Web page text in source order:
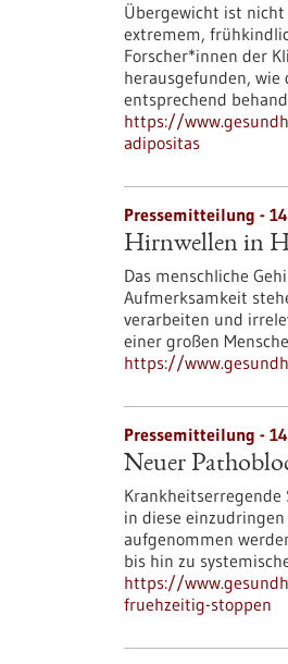
Übergewicht ist nicht
extremem,
Forscher*innen der
herausgefunden,
entsprechend
https://
adipositas
Pressemitteilung -
Hirnwellen in
Das menschliche
Aufmerksamkeit
verarbeiten und
einer großen
https://
Pressemitteilung -
Neuer
in diese
aufgenommen
bis hin zu
https://
fruehzeitig-stoppen